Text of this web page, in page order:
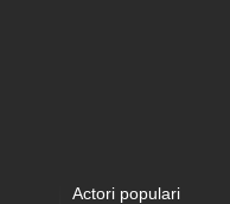
Actori populari